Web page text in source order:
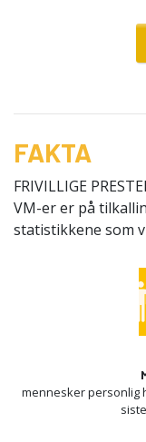
FAKTA
FRIVILLIGE
VM-er er på
statistikkene som
mennesker personlig